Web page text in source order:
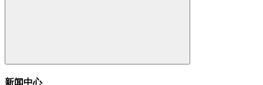
新闻中心